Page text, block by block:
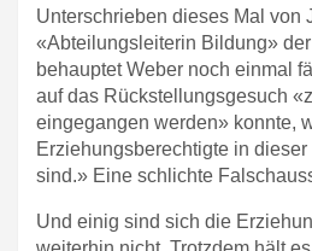
Unterschrieben dieses Mal von
«Abteilungsleiterin Bildung»
behauptet Weber noch einmal
auf das Rückstellungsgesuch
eingegangen werden» konnte,
Erziehungsberechtigte in
sind.» Eine schlichte
Und einig sind sich die